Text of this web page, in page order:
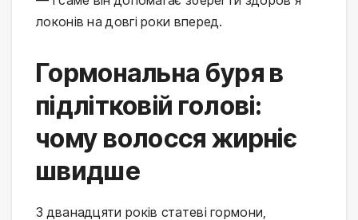
локонів на довгі роки вперед.
Гормональна буря в
підлітковій голові:
чому волосся жирніє
швидше
З дванадцяти років статеві гормони,